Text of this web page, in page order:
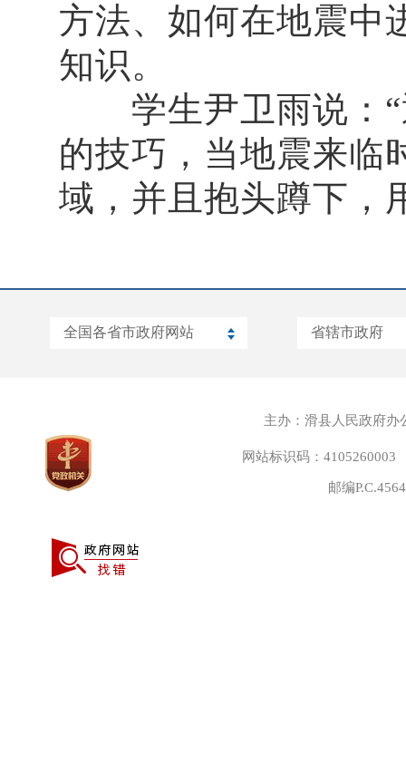
方法、如何在地震中
知识。
学生尹卫雨说：“
的技巧，当地震来临
域，并且抱头蹲下，
主办：滑县人民政府办
网站标识码：4105260003
邮编